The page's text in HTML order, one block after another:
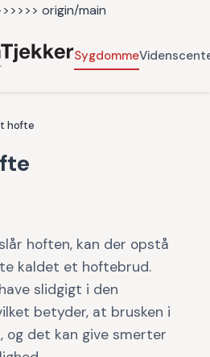
origin/main
Sygdomme
hofte
hoften, kan der opstå
kaldet et hoftebrud.
slidgigt i den
betyder, at brusken i
det kan give smerter